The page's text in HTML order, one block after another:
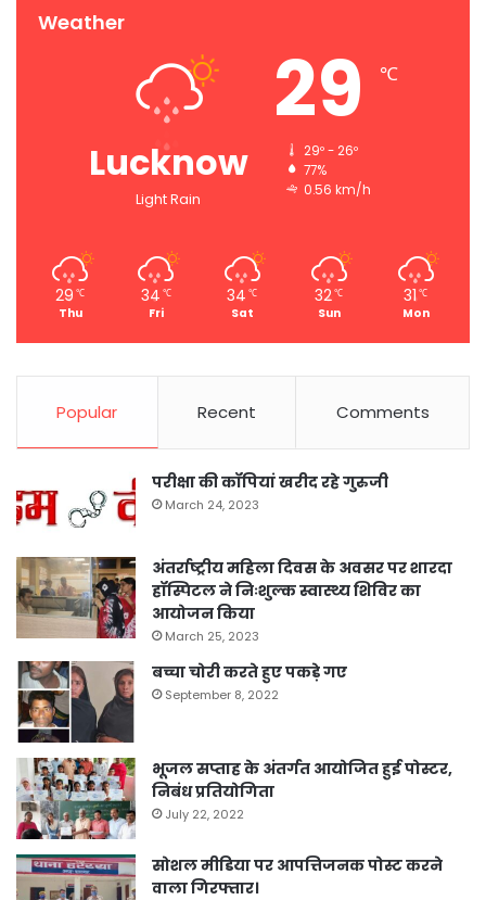
Weather
Lucknow
Light Rain
29 ℃
29º - 26º
77%
0.56 km/h
29 ℃
Thu
34 ℃
Fri
34 ℃
Sat
32℃
Sun
31℃
Mon
Popular Recent Comments
परीक्षा की कॉपियां खरीद रहे गुरुजी
March 24, 2023
अंतर्राष्ट्रीय महिला दिवस के अवसर पर शारदा
हॉस्पिटल ने निःशुल्क स्वास्थ्य शिविर का
आयोजन किया
March 25, 2023
बच्चा चोरी करते हुए पकड़े गए
September 8, 2022
भूजल सप्ताह के अंतर्गत आयोजित हुई पोस्टर,
निबंध प्रतियोगिता
July 22, 2022
सोशल मीडिया पर आपत्तिजनक पोस्ट करने
वाला गिरफ्तार।